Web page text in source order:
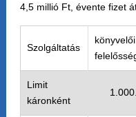
4,5 millió Ft, évente fizet
Szolgáltatás
Limit
káronként